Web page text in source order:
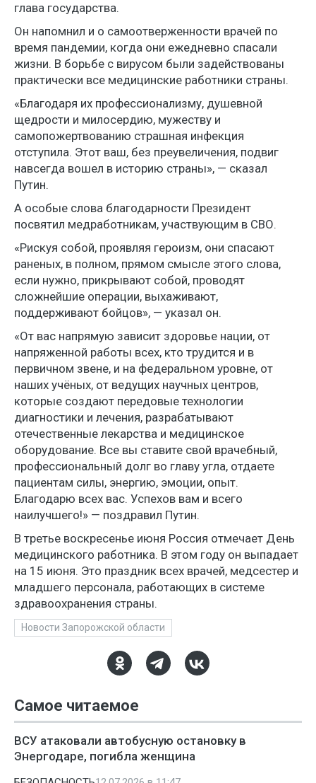
глава государства.
Он напомнил и о самоотверженности врачей по
время пандемии, когда они ежедневно спасали
жизни. В борьбе с вирусом были задействованы
практически все медицинские работники страны.
«Благодаря их профессионализму, душевной
щедрости и милосердию, мужеству и
самопожертвованию страшная инфекция
отступила. Этот ваш, без преувеличения, подвиг
навсегда вошел в историю страны», — сказал
Путин.
А особые слова благодарности Президент
посвятил медработникам, участвующим в СВО.
«Рискуя собой, проявляя героизм, они спасают
раненых, в полном, прямом смысле этого слова,
если нужно, прикрывают собой, проводят
сложнейшие операции, выхаживают,
поддерживают бойцов», — указал он.
«От вас напрямую зависит здоровье нации, от
напряженной работы всех, кто трудится и в
первичном звене, и на федеральном уровне, от
наших учёных, от ведущих научных центров,
которые создают передовые технологии
диагностики и лечения, разрабатывают
отечественные лекарства и медицинское
оборудование. Все вы ставите свой врачебный,
профессиональный долг во главу угла, отдаете
пациентам силы, энергию, эмоции, опыт.
Благодарю всех вас. Успехов вам и всего
наилучшего!» — поздравил Путин.
В третье воскресенье июня Россия отмечает День
медицинского работника. В этом году он выпадает
на 15 июня. Это праздник всех врачей, медсестер и
младшего персонала, работающих в системе
здравоохранения страны.
Новости Запорожской области
Самое читаемое
ВСУ атаковали автобусную остановку в
Энергодаре, погибла женщина